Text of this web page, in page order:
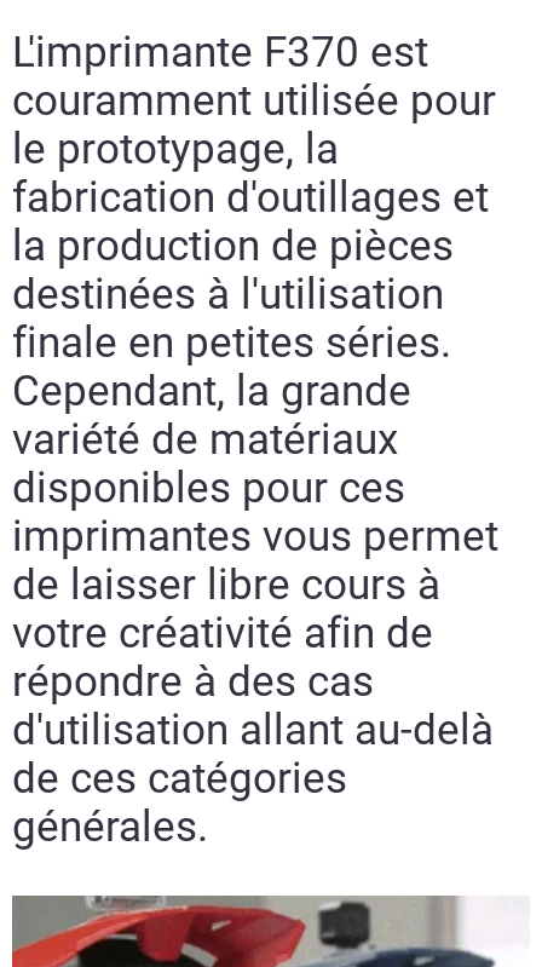
L'imprimante F370 est
couramment utilisée pour
le prototypage, la
fabrication d'outillages et
la production de pièces
destinées à l'utilisation
finale en petites séries.
Cependant, la grande
variété de matériaux
disponibles pour ces
imprimantes vous permet
de laisser libre cours à
votre créativité afin de
répondre à des cas
d'utilisation allant au-delà
de ces catégories
générales.